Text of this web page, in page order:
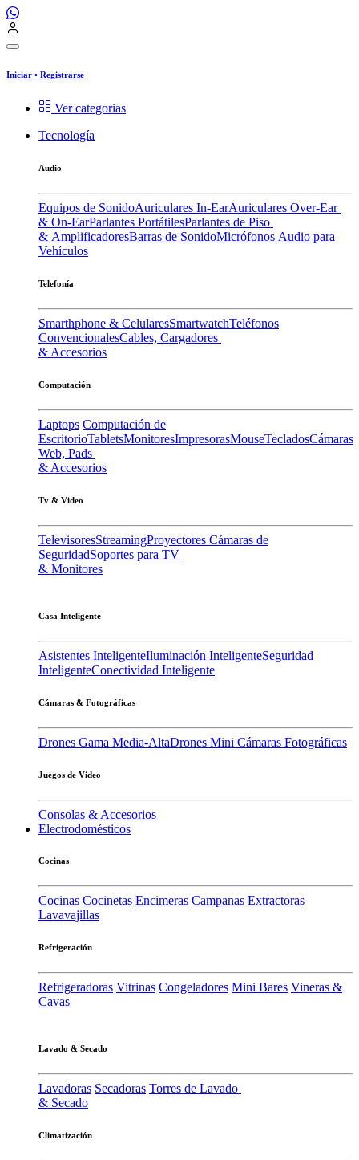
Iniciar • Registrarse
Ver categorias
Tecnología
Audio
Equipos de SonidoAuriculares In-EarAuriculares Over-Ear
& On-EarParlantes PortátilesParlantes de Piso
& AmplificadoresBarras de SonidoMicrófonos Audio para
Vehículos
Telefonía
Smarthphone & CelularesSmartwatchTeléfonos
ConvencionalesCables, Cargadores
& Accesorios
Computación
Laptops Computación de
EscritorioTabletsMonitoresImpresorasMouseTecladosCámaras
Web, Pads
& Accesorios
Tv & Video
TelevisoresStreamingProyectores Cámaras de
SeguridadSoportes para TV
& Monitores
Casa Inteligente
Asistentes InteligenteIluminación InteligenteSeguridad
InteligenteConectividad Inteligente
Cámaras & Fotográficas
Drones Gama Media-AltaDrones Mini Cámaras Fotográficas
Juegos de Video
Consolas & Accesorios
Electrodomésticos
Cocinas
Cocinas Cocinetas Encimeras Campanas Extractoras
Lavavajillas
Refrigeración
Refrigeradoras Vitrinas Congeladores Mini Bares Vineras &
Cavas
Lavado & Secado
Lavadoras Secadoras Torres de Lavado
& Secado
Climatización